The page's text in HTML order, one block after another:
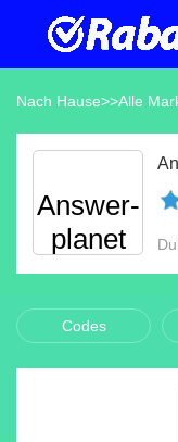
Nach Hause>>Alle
Answer-
planet
Codes